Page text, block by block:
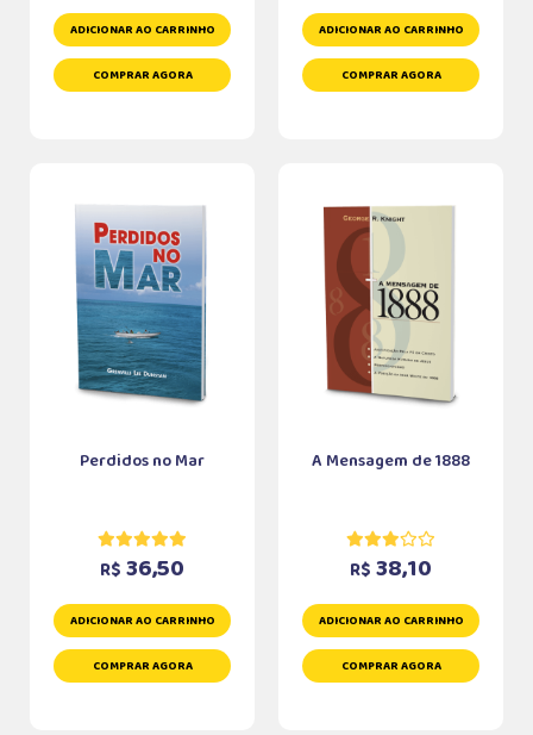
ADICIONAR AO CARRINHO
COMPRAR AGORA
ADICIONAR AO CARRINHO
COMPRAR AGORA
Perdidos no Mar
R$ 36,50
ADICIONAR AO CARRINHO
COMPRAR AGORA
A Mensagem de 1888
R$ 38,10
ADICIONAR AO CARRINHO
COMPRAR AGORA